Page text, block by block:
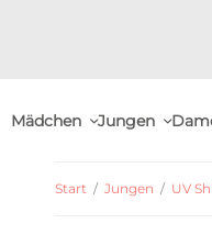
Mädchen Jungen
Start / Jungen / UV